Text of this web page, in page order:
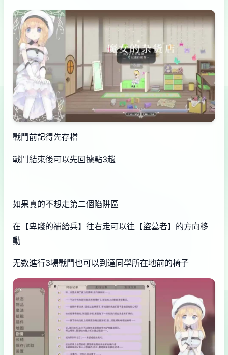
戰鬥前記得先存檔
戰鬥結束後可以先回據點3趟
如果真的不想走第二個陷阱區
在【卑賤的補給兵】往右走可以往【盜墓者】的方向移
動
无数進行3場戰鬥也可以到達同學所在地前的椅子